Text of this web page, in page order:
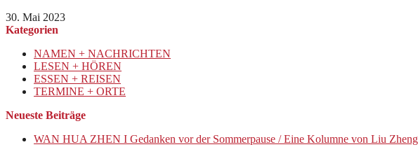
30. Mai 2023
Kategorien
NAMEN + NACHRICHTEN
LESEN + HÖREN
ESSEN + REISEN
TERMINE + ORTE
Neueste Beiträge
WAN HUA ZHEN I Gedanken vor der Sommerpause / Eine Kolumne von Liu